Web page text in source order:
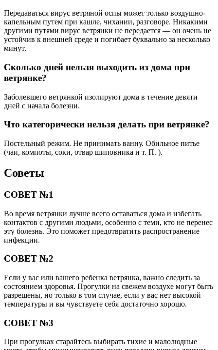
Передаваться вирус ветряной оспы может только воздушно-
капельным путем при кашле, чихании, разговоре. Никакими
другими путями вирус ветрянки не передается — он очень не
устойчив к внешней среде и погибает буквально за несколько
минут.
Сколько дней нельзя выходить из дома при
ветрянке?
Заболевшего ветрянкой изолируют дома в течение девяти
дней с начала болезни.
Что категорически нельзя делать при ветрянке?
Постельный режим. Не принимать ванну. Обильное питье
(чаи, компоты, соки, отвар шиповника и т. П. ).
Советы
СОВЕТ №1
Во время ветрянки лучше всего оставаться дома и избегать
контактов с другими людьми, особенно с теми, кто не перенес
эту болезнь. Это поможет предотвратить распространение
инфекции.
СОВЕТ №2
Если у вас или вашего ребенка ветрянка, важно следить за
состоянием здоровья. Прогулки на свежем воздухе могут быть
разрешены, но только в том случае, если у вас нет высокой
температуры и вы чувствуете себя достаточно хорошо.
СОВЕТ №3
При прогулках старайтесь выбирать тихие и малолюдные